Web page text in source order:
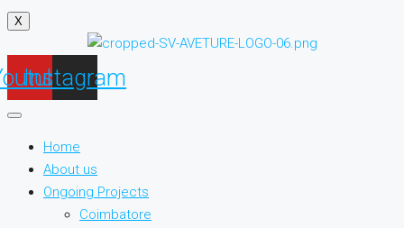
X
Instagram
Home
About us
Ongoing Projects
Coimbatore